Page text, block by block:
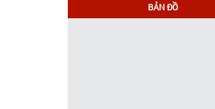
BẢN ĐỒ